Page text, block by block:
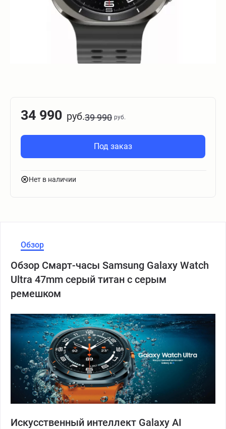
34 990 руб.39 990 руб.
Под заказ
Нет в наличии
Обзор
Обзор Смарт-часы Samsung Galaxy Watch
Ultra 47mm серый титан с серым
ремешком
Искусственный интеллект Galaxy AI